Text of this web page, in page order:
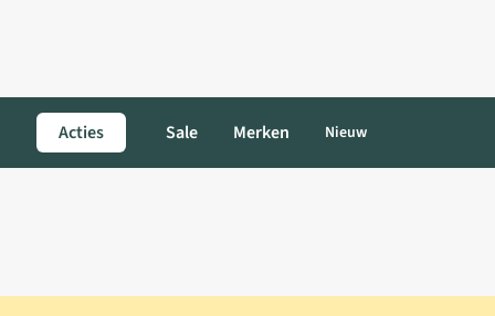
Acties Sale Merken Nieuw